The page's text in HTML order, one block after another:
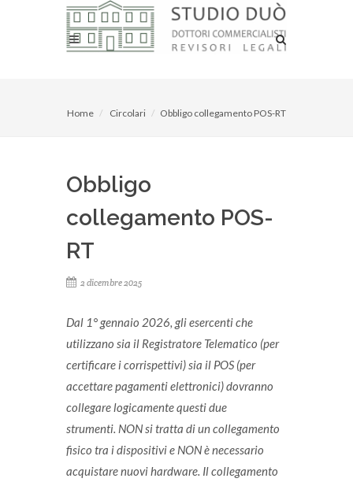
Home Circolari Obbligo collegamento POS-RT
Obbligo
collegamento POS-
RT
2 dicembre 2025
Dal 1° gennaio 2026, gli esercenti che
utilizzano sia il Registratore Telematico (per
certificare i corrispettivi) sia il POS (per
accettare pagamenti elettronici) dovranno
collegare logicamente questi due
strumenti. NON si tratta di un collegamento
fisico tra i dispositivi e NON è necessario
acquistare nuovi hardware. Il collegamento